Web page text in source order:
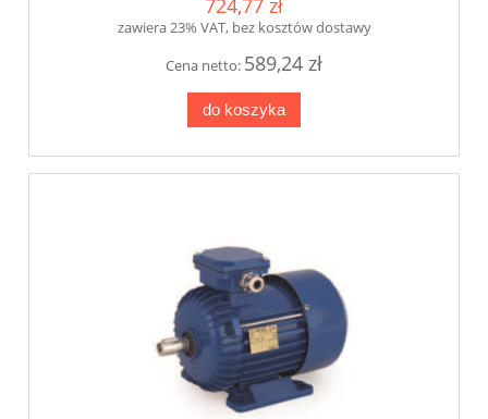
724,77 zł
zawiera 23% VAT, bez kosztów dostawy
Cena netto: 589,24 zł
do koszyka